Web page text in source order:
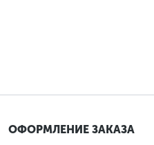
ОФОРМЛЕНИЕ ЗАКАЗА